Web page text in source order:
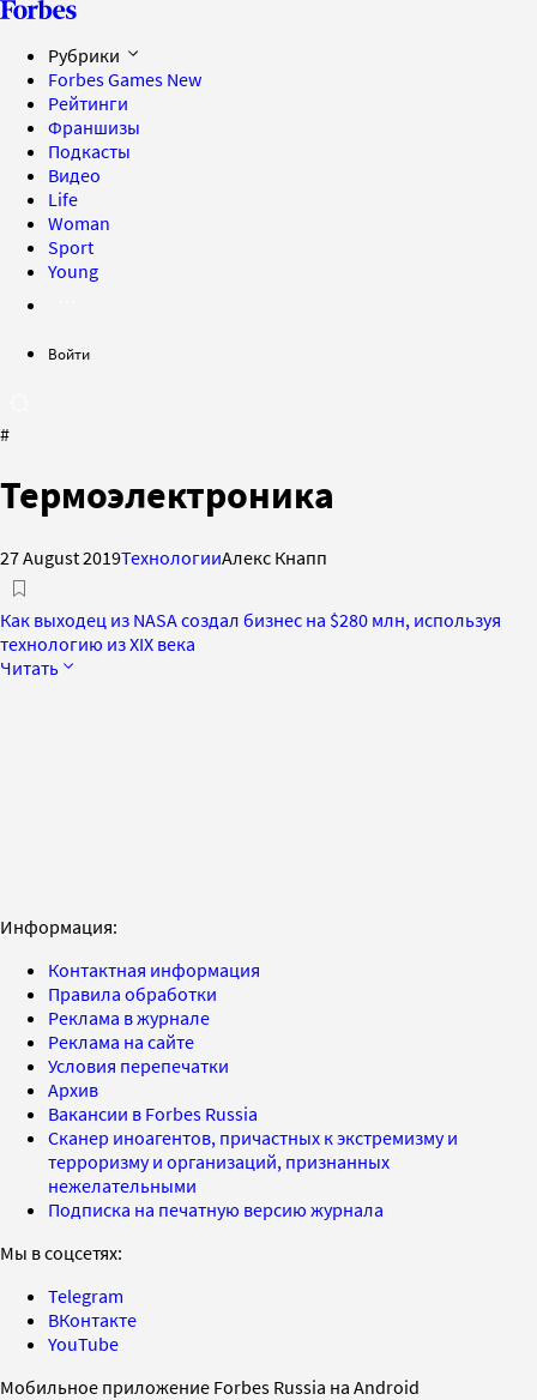
Рубрики
Forbes Games New
Рейтинги
Франшизы
Подкасты
Видео
Life
Woman
Sport
Young
Войти
#
Термоэлектроника
27 August 2019ТехнологииАлекс Кнапп
Как выходец из NASA создал бизнес на $280 млн, используя
технологию из XIX века
Читать
Информация:
Контактная информация
Правила обработки
Реклама в журнале
Реклама на сайте
Условия перепечатки
Архив
Вакансии в Forbes Russia
Сканер иноагентов, причастных к экстремизму и
терроризму и организаций, признанных
нежелательными
Подписка на печатную версию журнала
Мы в соцсетях:
Telegram
ВКонтакте
YouTube
Мобильное приложение Forbes Russia на Android